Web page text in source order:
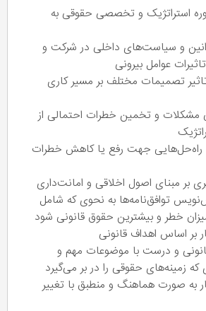
استراتژیک و تخصصی حقوقی به
و سیاست‌های داخلی در شرکت و
عوامل بیرونی
تصمیمات مختلف بر مسیر کاری
مشکلات و تخمین خطرات احتمالی از
راه‌حل‌هایی جهت رفع یا کاهش خطرات
بر مبنای اصول اخلاقی و امانت‌داری
توافق‌نامه‌ها به نحوی که شامل
خطر و بیشترین حقوق قانونی شود
بر اساس اهداف قانونی
و درست با موضوعات مهم و
که زمینه‌های حقوقی را در بر می‌گیرد
به صورت هماهنگ و منطبق با تغییر